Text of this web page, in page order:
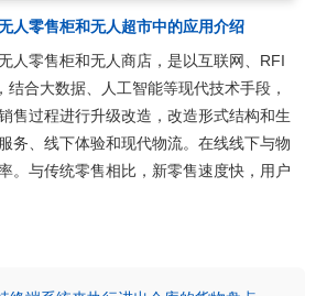
人零售柜和无人超市中的应用介绍
人零售柜和无人商店，是以互联网、RFI
结合大数据、人工智能等现代技术手段，
售过程进行升级改造，改造形式结构和生
务、线下体验和现代物流。在线线下与物
。与传统零售相比，新零售速度快，用户